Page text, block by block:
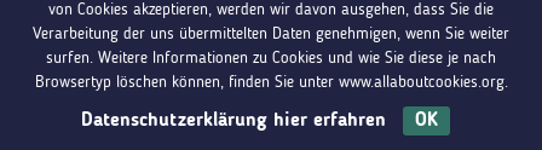
Du hast Fragen?Melde dich bei uns
von Cookies akzeptieren, werden wir davon ausgehen, dass Sie die
Verarbeitung der uns übermittelten Daten genehmigen, wenn Sie weiter
surfen. Weitere Informationen zu Cookies und wie Sie diese je nach
Browsertyp löschen können, finden Sie unter www.allaboutcookies.org.
Datenschutzerklärung hier erfahren OK